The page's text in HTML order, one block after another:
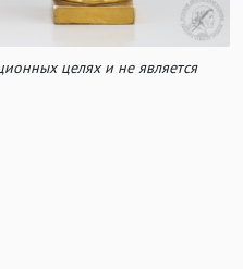
целях и не является